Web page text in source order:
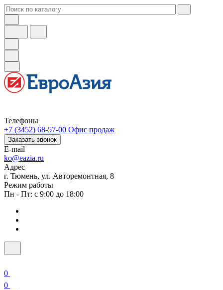
Телефоны
+7 (3452) 68-57-00 Офис продаж
Заказать звонок
E-mail
ko@eazia.ru
Адрес
г. Тюмень, ул. Авторемонтная, 8
Режим работы
Пн - Пт: с 9:00 до 18:00
0
0